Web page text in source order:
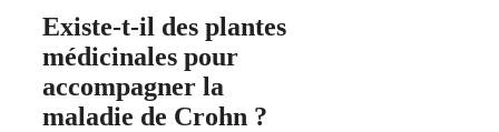
Existe-t-il des plantes
médicinales pour
accompagner la
maladie de Crohn ?